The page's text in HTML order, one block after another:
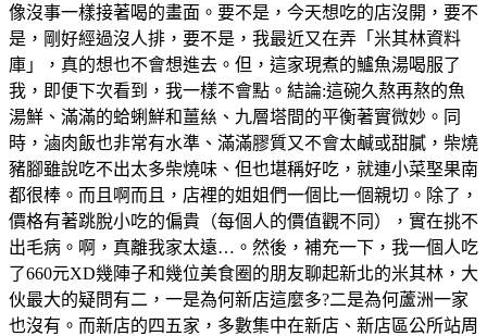
像沒事一樣接著喝的畫面。要不是，今天想吃的店沒開，要不
是，剛好經過沒人排，要不是，我最近又在弄「米其林資料
庫」，真的想也不會想進去。但，這家現煮的鱸魚湯喝服了
我，即便下次看到，我一樣不會點。結論:這碗久熬再熬的魚
湯鮮、滿滿的蛤蜊鮮和薑𢇃、九層塔間的平衡著實微妙。同
時，滷肉飯也非常有水準、滿滿膠質又不會太鹹或甜膩，柴燒
豬腳雖說吃不出太多柴燒味、但也堪稱好吃，就連小菜埾果南
都很棒。而且啊而且，店裡的姐姐們一個比一個親切。除了，
價格有著跳脫小吃的偏貴（每個人的價值觀不同），實在挑不
出毛病。啊，真離我家太遠…。然後，補充一下，我一個人吃
了660元XD幾陣子和幾位美食圈的朋友聊起新北的米其林，大
伙最大的疑問有二，一是為何新店這麼多?二是為何蘆洲一家
也沒有。而新店的四五家，多數集中在新店、新店區公所站周